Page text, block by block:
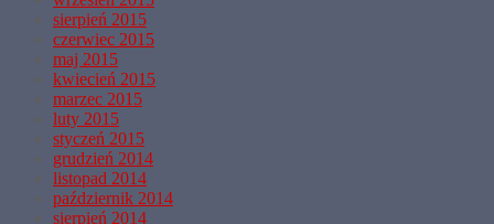
sierpień 2015
czerwiec 2015
maj 2015
kwiecień 2015
marzec 2015
luty 2015
styczeń 2015
grudzień 2014
listopad 2014
październik 2014
sierpień 2014